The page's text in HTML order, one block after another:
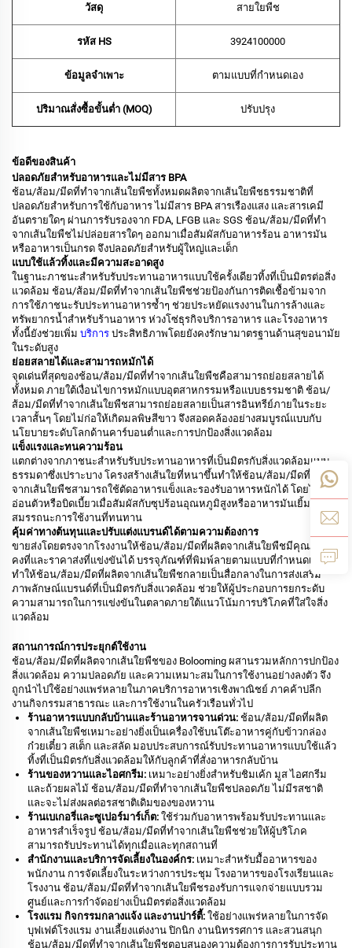
วัสดุ สายใยพืช
รหัส HS ‌3924100000‌
ข้อมูลจำเพาะ ตามแบบที่กำหนดเอง
ปริมาณสั่งซื้อขั้นต่ำ (MOQ) ปรับปรุง
ข้อดีของสินค้า
ปลอดภัยสำหรับอาหารและไม่มีสาร BPA
ช้อน/ส้อม/มีดที่ทำจากเส้นใยพืชทั้งหมดผลิตจากเส้นใยพืชธรรมชาติที่
ปลอดภัยสำหรับการใช้กับอาหาร ไม่มีสาร BPA สารเรืองแสง และสารเคมี
อันตรายใดๆ ผ่านการรับรองจาก FDA, LFGB และ SGS ช้อน/ส้อม/มีดที่ทำ
จากเส้นใยพืชไม่ปล่อยสารใดๆ ออกมาเมื่อสัมผัสกับอาหารร้อน อาหารมัน
หรืออาหารเป็นกรด จึงปลอดภัยสำหรับผู้ใหญ่และเด็ก
แบบใช้แล้วทิ้งและมีความสะอาดสูง
ในฐานะภาชนะสำหรับรับประทานอาหารแบบใช้ครั้งเดียวทิ้งที่เป็นมิตรต่อสิ่ง
แวดล้อม ช้อน/ส้อม/มีดที่ทำจากเส้นใยพืชช่วยป้องกันการติดเชื้อข้ามจาก
การใช้ภาชนะรับประทานอาหารซ้ำๆ ช่วยประหยัดแรงงานในการล้างและ
ทรัพยากรน้ำสำหรับร้านอาหาร ห่วงโซ่ธุรกิจบริการอาหาร และโรงอาหาร
ทั้งนี้ยังช่วยเพิ่ม บริการ ประสิทธิภาพโดยยังคงรักษามาตรฐานด้านสุขอนามัย
ในระดับสูง
ย่อยสลายได้และสามารถหมักได้
จุดเด่นที่สุดของช้อน/ส้อม/มีดที่ทำจากเส้นใยพืชคือสามารถย่อยสลายได้
ทั้งหมด ภายใต้เงื่อนไขการหมักแบบอุตสาหกรรมหรือแบบธรรมชาติ ช้อน/
ส้อม/มีดที่ทำจากเส้นใยพืชสามารถย่อยสลายเป็นสารอินทรีย์ภายในระยะ
เวลาสั้นๆ โดยไม่ก่อให้เกิดมลพิษสีขาว จึงสอดคล้องอย่างสมบูรณ์แบบกับ
นโยบายระดับโลกด้านคาร์บอนต่ำและการปกป้องสิ่งแวดล้อม
แข็งแรงและทนความร้อน
แตกต่างจากภาชนะสำหรับรับประทานอาหารที่เป็นมิตรกับสิ่งแวดล้อมแบบ
ธรรมดาซึ่งเปราะบาง โครงสร้างเส้นใยที่หนาขึ้นทำให้ช้อน/ส้อม/มีดที่ผลิต
จากเส้นใยพืชสามารถใช้ตัดอาหารแข็งและรองรับอาหารหนักได้ โดยไม่
อ่อนตัวหรือบิดเบี้ยวเมื่อสัมผัสกับซุปร้อนอุณหภูมิสูงหรืออาหารมันเยิ้ม จึงมี
สมรรถนะการใช้งานที่ทนทาน
คุ้มค่าทางต้นทุนและปรับแต่งแบรนด์ได้ตามความต้องการ
ขายส่งโดยตรงจากโรงงานให้ช้อน/ส้อม/มีดที่ผลิตจากเส้นใยพืชมีคุณภาพ
คงที่และราคาส่งที่แข่งขันได้ บรรจุภัณฑ์ที่พิมพ์ลายตามแบบที่กำหนดเอง
ทำให้ช้อน/ส้อม/มีดที่ผลิตจากเส้นใยพืชกลายเป็นสื่อกลางในการส่งเสริม
ภาพลักษณ์แบรนด์ที่เป็นมิตรกับสิ่งแวดล้อม ช่วยให้ผู้ประกอบการยกระดับ
ความสามารถในการแข่งขันในตลาดภายใต้แนวโน้มการบริโภคที่ใส่ใจสิ่ง
แวดล้อม
สถานการณ์การประยุกต์ใช้งาน
ช้อน/ส้อม/มีดที่ผลิตจากเส้นใยพืชของ Bolooming ผสานรวมหลักการปกป้อง
สิ่งแวดล้อม ความปลอดภัย และความเหมาะสมในการใช้งานอย่างลงตัว จึง
ถูกนำไปใช้อย่างแพร่หลายในภาคบริการอาหารเชิงพาณิชย์ ภาคค้าปลีก
งานกิจกรรมสาธารณะ และการใช้งานในครัวเรือนทั่วไป
ร้านอาหารแบบกลับบ้านและร้านอาหารจานด่วน: ช้อน/ส้อม/มีดที่ผลิต
จากเส้นใยพืชเหมาะอย่างยิ่งเป็นเครื่องใช้บนโต๊ะอาหารคู่กับข้าวกล่อง
ก๋วยเตี๋ยว สเต็ก และสลัด มอบประสบการณ์รับประทานอาหารแบบใช้แล้ว
ทิ้งที่เป็นมิตรกับสิ่งแวดล้อมให้กับลูกค้าที่สั่งอาหารกลับบ้าน
ร้านของหวานและไอศกรีม: เหมาะอย่างยิ่งสำหรับชิมเค้ก มูส ไอศกรีม
และถ้วยผลไม้ ช้อน/ส้อม/มีดที่ทำจากเส้นใยพืชปลอดภัย ไม่มีรสชาติ
และจะไม่ส่งผลต่อรสชาติเดิมของของหวาน
ร้านเบเกอรี่และซูเปอร์มาร์เก็ต: ใช้ร่วมกับอาหารพร้อมรับประทานและ
อาหารสำเร็จรูป ช้อน/ส้อม/มีดที่ทำจากเส้นใยพืชช่วยให้ผู้บริโภค
สามารถรับประทานได้ทุกเมื่อและทุกสถานที่
สำนักงานและบริการจัดเลี้ยงในองค์กร: เหมาะสำหรับมื้ออาหารของ
พนักงาน การจัดเลี้ยงในระหว่างการประชุม โรงอาหารของโรงเรียนและ
โรงงาน ช้อน/ส้อม/มีดที่ทำจากเส้นใยพืชรองรับการแจกจ่ายแบบรวม
ศูนย์และการกำจัดอย่างเป็นมิตรต่อสิ่งแวดล้อม
โรงแรม กิจกรรมกลางแจ้ง และงานปาร์ตี้: ใช้อย่างแพร่หลายในการจัด
บุฟเฟต์โรงแรม งานเลี้ยงแต่งงาน ปิกนิก งานนิทรรศการ และสวนสนุก
ช้อน/ส้อม/มีดที่ทำจากเส้นใยพืชตอบสนองความต้องการการรับประทาน